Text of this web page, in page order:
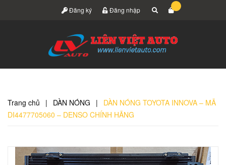
Đăng ký Đăng nhập
Trang chủ | DÀN NÓNG |
DÀN NÓNG TOYOTA INNOVA – MÃ
DI4477705060 – DENSO CHÍNH HÃNG